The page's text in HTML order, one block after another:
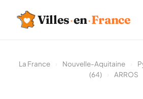
Villes·en·France
La France Nouvelle-Aquitaine
(64)
ARROS